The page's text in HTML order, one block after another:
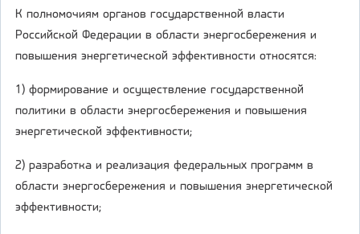
К полномочиям органов государственной власти
Российской Федерации в области энергосбережения и
повышения энергетической эффективности относятся:
1) формирование и осуществление государственной
политики в области энергосбережения и повышения
энергетической эффективности;
2) разработка и реализация федеральных программ в
области энергосбережения и повышения энергетической
эффективности;